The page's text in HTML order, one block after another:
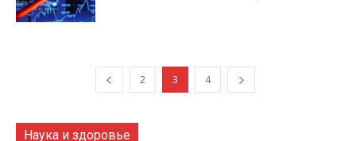
2 3 4
Наука и здоровье